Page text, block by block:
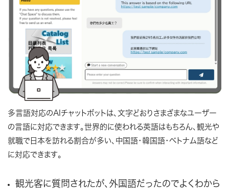
多言語対応のAIチャットボットは、文字どおりさまざまなユーザー
の言語に対応できます。世界的に使われる英語はもちろん、観光や
就職で日本を訪れる割合が多い、中国語・韓国語・ベトナム語など
に対応できます。
観光客に質問されたが、外国語だったのでよくわから